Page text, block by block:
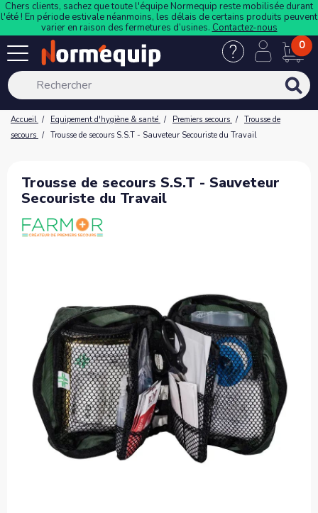
Chers clients, sachez que toute l'équipe Normequip reste mobilisée durant
l'été ! En période estivale néanmoins, les délais de certains produits peuvent
varier en raison des fermetures d’usines. Contactez-nous
0
Accueil Equipement d'hygiène & santé Premiers secours
Trousse de
secours
Trousse de secours S.S.T - Sauveteur Secouriste du Travail
Trousse de secours S.S.T - Sauveteur
Secouriste du Travail